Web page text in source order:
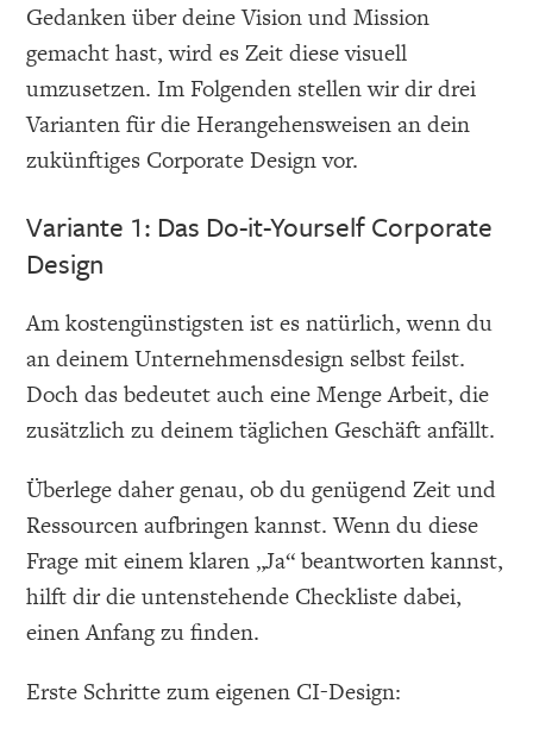
Gedanken über deine Vision und Mission
gemacht hast, wird es Zeit diese visuell
umzusetzen. Im Folgenden stellen wir dir drei
Varianten für die Herangehensweisen an dein
zukünftiges Corporate Design vor.
Variante 1: Das Do-it-Yourself Corporate
Design
Am kostengünstigsten ist es natürlich, wenn du
an deinem Unternehmensdesign selbst feilst.
Doch das bedeutet auch eine Menge Arbeit, die
zusätzlich zu deinem täglichen Geschäft anfällt.
Überlege daher genau, ob du genügend Zeit und
Ressourcen aufbringen kannst. Wenn du diese
Frage mit einem klaren „Ja“ beantworten kannst,
hilft dir die untenstehende Checkliste dabei,
einen Anfang zu finden.
Erste Schritte zum eigenen CI-Design: